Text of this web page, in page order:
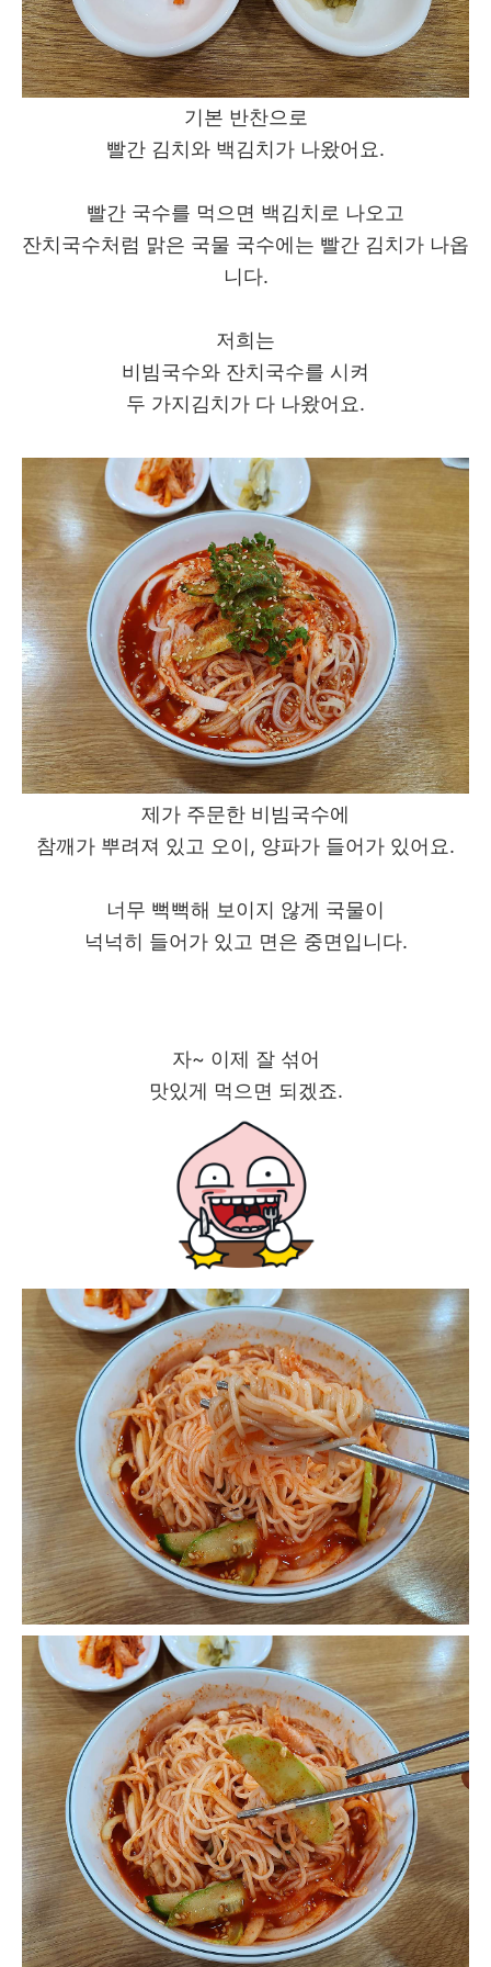
기본 반찬으로
빨간 김치와 백김치가 나왔어요.
빨간 국수를 먹으면 백김치로 나오고
잔치국수처럼 맑은 국물 국수에는 빨간 김치가 나옵
니다.
저희는
비빔국수와 잔치국수를 시켜
두 가지김치가 다 나왔어요.
제가 주문한 비빔국수에
참깨가 뿌려져 있고 오이, 양파가 들어가 있어요.
너무 뻑뻑해 보이지 않게 국물이
넉넉히 들어가 있고 면은 중면입니다.
자~ 이제 잘 섞어
맛있게 먹으면 되겠죠.